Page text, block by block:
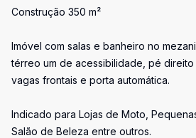
Construção 350 m²
Imóvel com salas e banheiro no
térreo um de acessibilidade, pé
vagas frontais e porta automática.
Indicado para Lojas de Moto,
Salão de Beleza entre outros.